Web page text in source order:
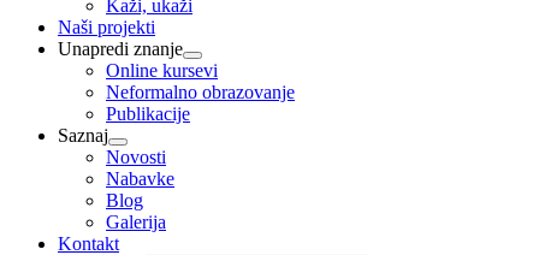
Kaži, ukaži
Naši projekti
Unapredi znanje
Online kursevi
Neformalno obrazovanje
Publikacije
Saznaj
Novosti
Nabavke
Blog
Galerija
Kontakt